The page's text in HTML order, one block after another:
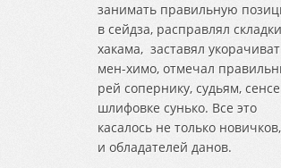
занимать правильную
в сейдза, расправлял складки
хакама, заставял
мен-химо, отмечал
рей сопернику, судьям,
шлифовке сунько. Все это
касалось не только
и обладателей данов.